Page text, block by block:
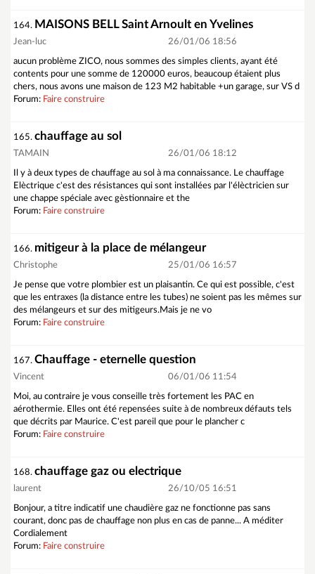
164. MAISONS BELL Saint Arnoult en Yvelines
Jean-luc 26/01/06 18:56
aucun problème ZICO, nous sommes des simples clients, ayant été
contents pour une somme de 120000 euros, beaucoup étaient plus
chers, nous avons une maison de 123 M2 habitable +un garage, sur VS d
Forum: Faire construire
165. chauffage au sol
TAMAIN 26/01/06 18:12
Il y à deux types de chauffage au sol à ma connaissance. Le chauffage
Elèctrique c'est des résistances qui sont installées par l'élèctricien sur
une chappe spéciale avec gèstionnaire et the
Forum: Faire construire
166. mitigeur à la place de mélangeur
Christophe 25/01/06 16:57
Je pense que votre plombier est un plaisantin. Ce qui est possible, c'est
que les entraxes (la distance entre les tubes) ne soient pas les mêmes sur
des mélangeurs et sur des mitigeurs.Mais je ne vo
Forum: Faire construire
167. Chauffage - eternelle question
Vincent 06/01/06 11:54
Moi, au contraire je vous conseille très fortement les PAC en
aérothermie. Elles ont été repensées suite à de nombreux défauts tels
que décrits par Maurice. C'est pareil que pour le plancher c
Forum: Faire construire
168. chauffage gaz ou electrique
laurent 26/10/05 16:51
Bonjour, a titre indicatif une chaudière gaz ne fonctionne pas sans
courant, donc pas de chauffage non plus en cas de panne... A méditer
Cordialement
Forum: Faire construire